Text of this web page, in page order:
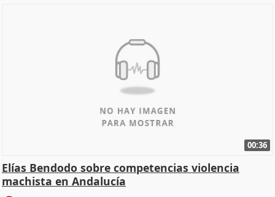
00:36
Elías Bendodo sobre competencias violencia
machista en Andalucía